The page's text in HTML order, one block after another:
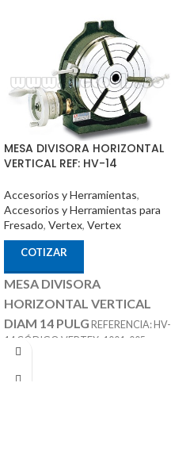
MESA DIVISORA HORIZONTAL
VERTICAL REF: HV-14
Accesorios y Herramientas,
Accesorios y Herramientas para
Fresado, Vertex, Vertex
COTIZAR
MESA DIVISORA
HORIZONTAL VERTICAL
DIAM 14 PULG REFERENCIA: HV-
14 CÓDIGO VERTEX: 1001-005
OPCIONALES: